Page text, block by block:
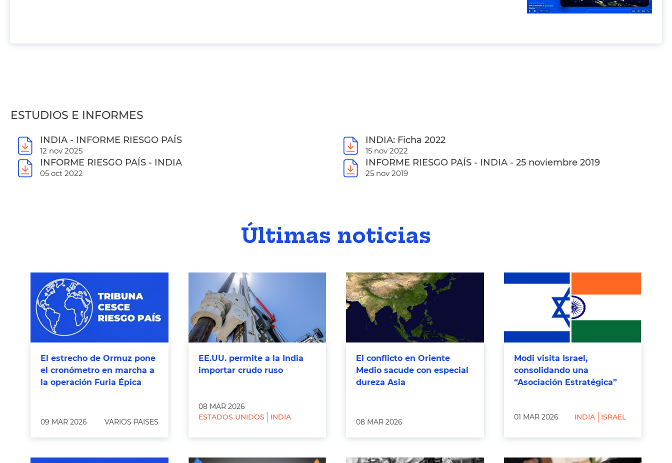
ESTUDIOS E INFORMES
INDIA - INFORME RIESGO PAÍS
12 nov 2025
INDIA: Ficha 2022
15 nov 2022
INFORME RIESGO PAÍS - INDIA
05 oct 2022
INFORME RIESGO PAÍS - INDIA - 25 noviembre 2019
25 nov 2019
Últimas noticias
El estrecho de Ormuz pone
el cronómetro en marcha a
la operación Furia Épica
09 MAR 2026 VARIOS PAISES
EE.UU. permite a la India
importar crudo ruso
08 MAR 2026
ESTADOS UNIDOS
INDIA
El conflicto en Oriente
Medio sacude con especial
dureza Asia
08 MAR 2026
Modi visita Israel,
consolidando una
“Asociación Estratégica”
01 MAR 2026 INDIA ISRAEL